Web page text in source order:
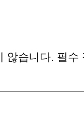
않습니다. 필수